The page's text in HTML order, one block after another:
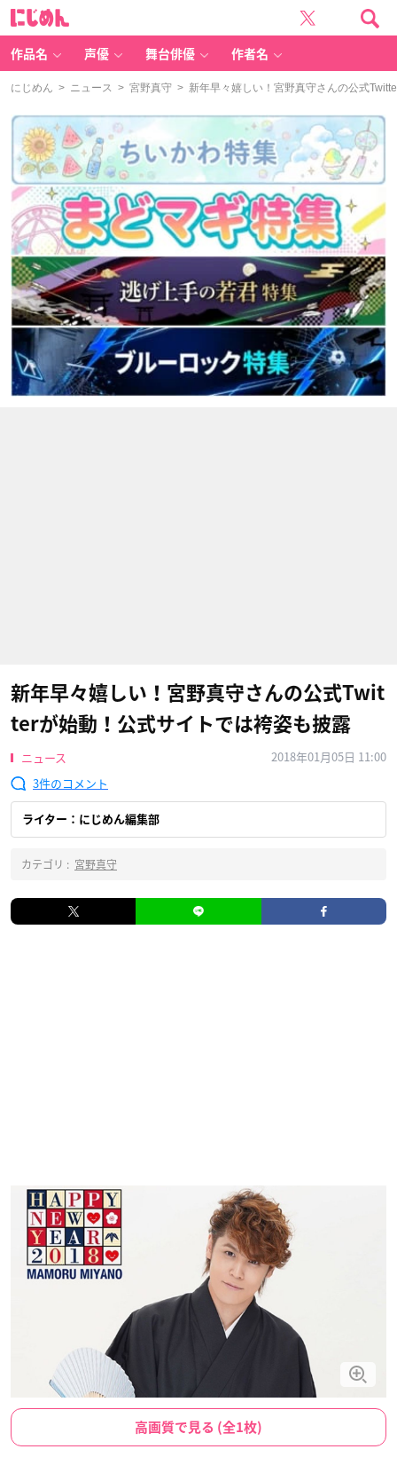
作品名 声優 舞台俳優 作者名
にじめん > ニュース > 宮野真守 > 新年早々嬉しい！宮野真守さんの公式
新年早々嬉しい！宮野真守さんの公式Twit
terが始動！公式サイトでは袴姿も披露
ニュース
2018年01月05日 11:00
3
ライター：にじめん編集部
カテゴリ : 宮野真守
高画質で見る (全1枚)